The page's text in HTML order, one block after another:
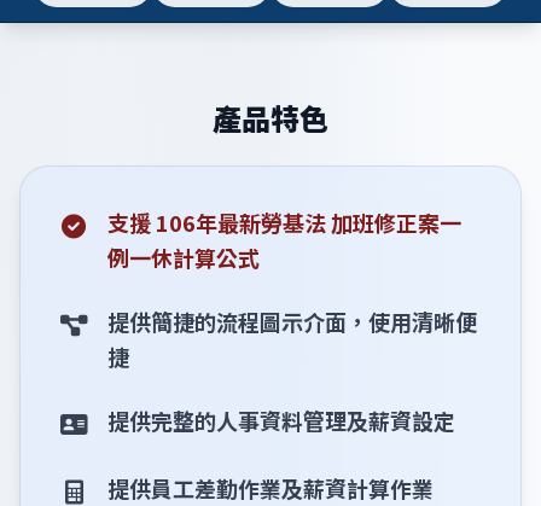
產品特色
支援 106年最新勞基法 加班修正案一
例一休計算公式
提供簡捷的流程圖示介面，使用清晰便
捷
提供完整的人事資料管理及薪資設定
提供員工差勤作業及薪資計算作業